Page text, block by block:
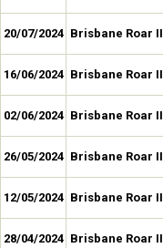
20/07/2024 Brisbane Roar II
16/06/2024 Brisbane Roar II
02/06/2024 Brisbane Roar II
26/05/2024 Brisbane Roar II
12/05/2024 Brisbane Roar II
28/04/2024 Brisbane Roar II